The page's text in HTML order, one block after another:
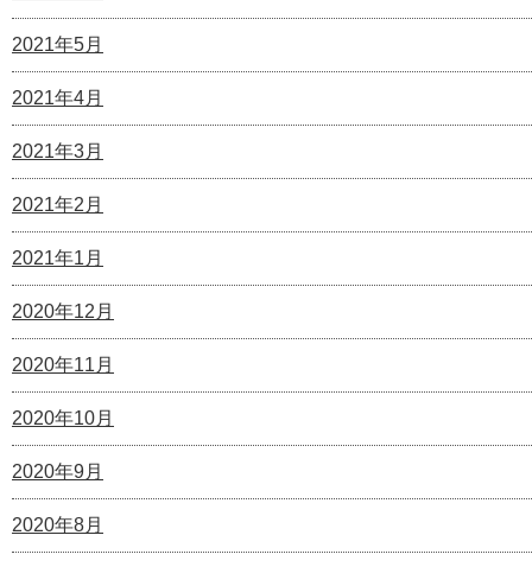
2021年5月
2021年4月
2021年3月
2021年2月
2021年1月
2020年12月
2020年11月
2020年10月
2020年9月
2020年8月